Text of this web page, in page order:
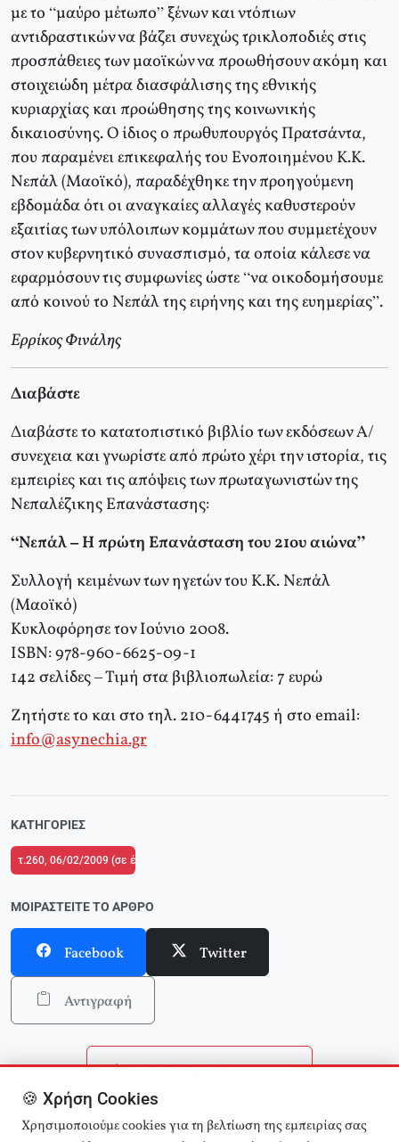
με το “μαύρο μέτωπο” ξένων και ντόπιων
αντιδραστικών να βάζει συνεχώς τρικλοποδιές στις
προσπάθειες των μαοϊκών να προωθήσουν ακόμη και
στοιχειώδη μέτρα διασφάλισης της εθνικής
κυριαρχίας και προώθησης της κοινωνικής
δικαιοσύνης. Ο ίδιος ο πρωθυπουργός Πρατσάντα,
που παραμένει επικεφαλής του Ενοποιημένου Κ.Κ.
Νεπάλ (Μαοϊκό), παραδέχθηκε την προηγούμενη
εβδομάδα ότι οι αναγκαίες αλλαγές καθυστερούν
εξαιτίας των υπόλοιπων κομμάτων που συμμετέχουν
στον κυβερνητικό συνασπισμό, τα οποία κάλεσε να
εφαρμόσουν τις συμφωνίες ώστε “να οικοδομήσουμε
από κοινού το Νεπάλ της ειρήνης και της ευημερίας”.
Ερρίκος Φινάλης
Διαβάστε
Διαβάστε το κατατοπιστικό βιβλίο των εκδόσεων Α/
συνεχεια και γνωρίστε από πρώτο χέρι την ιστορία, τις
εμπειρίες και τις απόψεις των πρωταγωνιστών της
Νεπαλέζικης Επανάστασης:
“Νεπάλ – Η πρώτη Επανάσταση του 21ου αιώνα”
Συλλογή κειμένων των ηγετών του Κ.Κ. Νεπάλ
(Μαοϊκό)
Κυκλοφόρησε τον Ιούνιο 2008.
ISBN: 978-960-6625-09-1
142 σελίδες – Τιμή στα βιβλιοπωλεία: 7 ευρώ
Ζητήστε το και στο τηλ. 210-6441745 ή στο email:
info@asynechia.gr
ΚΑΤΗΓΟΡΊΕΣ
τ.260, 06/02/2009 (σε ένθετο το τ.6 του Δικτύου Κριτικής και Δράσης στην
ΜΟΙΡΑΣΤΕΊΤΕ ΤΟ ΆΡΘΡΟ
Facebook Twitter
Αντιγραφή
Επιστροφή στην αρχική
Αναζήτηση άρθρων
🍪 Χρήση Cookies
Χρησιμοποιούμε cookies για τη βελτίωση της εμπειρίας σας